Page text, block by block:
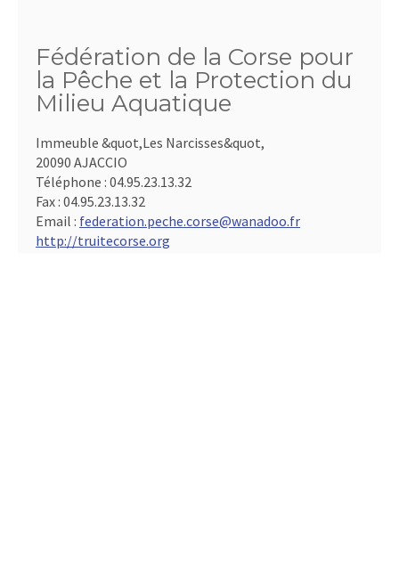
Fédération de la Corse pour
la Pêche et la Protection du
Milieu Aquatique
Immeuble &quot,Les Narcisses&quot,
20090 AJACCIO
Téléphone : 04.95.23.13.32
Fax : 04.95.23.13.32
Email : federation.peche.corse@wanadoo.fr
http://truitecorse.org